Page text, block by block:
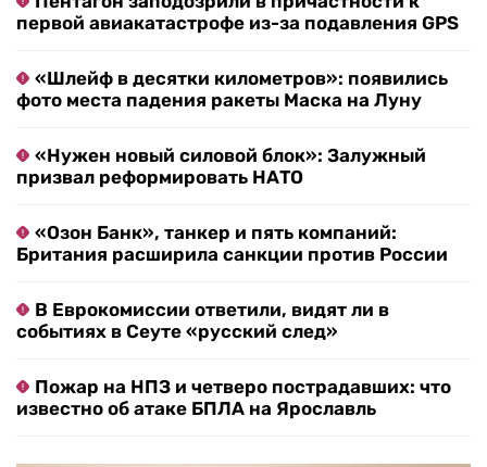
первой авиакатастрофе из-за подавления GPS
«Шлейф в десятки километров»: появились
фото места падения ракеты Маска на Луну
«Нужен новый силовой блок»: Залужный
призвал реформировать НАТО
«Озон Банк», танкер и пять компаний:
Британия расширила санкции против России
В Еврокомиссии ответили, видят ли в
событиях в Сеуте «русский след»
Пожар на НПЗ и четверо пострадавших: что
известно об атаке БПЛА на Ярославль